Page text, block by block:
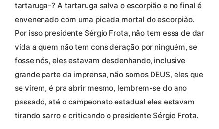
tartaruga-? A tartaruga salva o escorpião e no final é
envenenado com uma picada mortal do escorpião.
Por isso presidente Sérgio Frota, não tem essa de dar
vida a quem não tem consideração por ninguém, se
fosse nós, eles estavam desdenhando, inclusive
grande parte da imprensa, não somos DEUS, eles que
se virem, é pra abrir mesmo, lembrem-se do ano
passado, até o campeonato estadual eles estavam
tirando sarro e criticando o presidente Sérgio Frota.